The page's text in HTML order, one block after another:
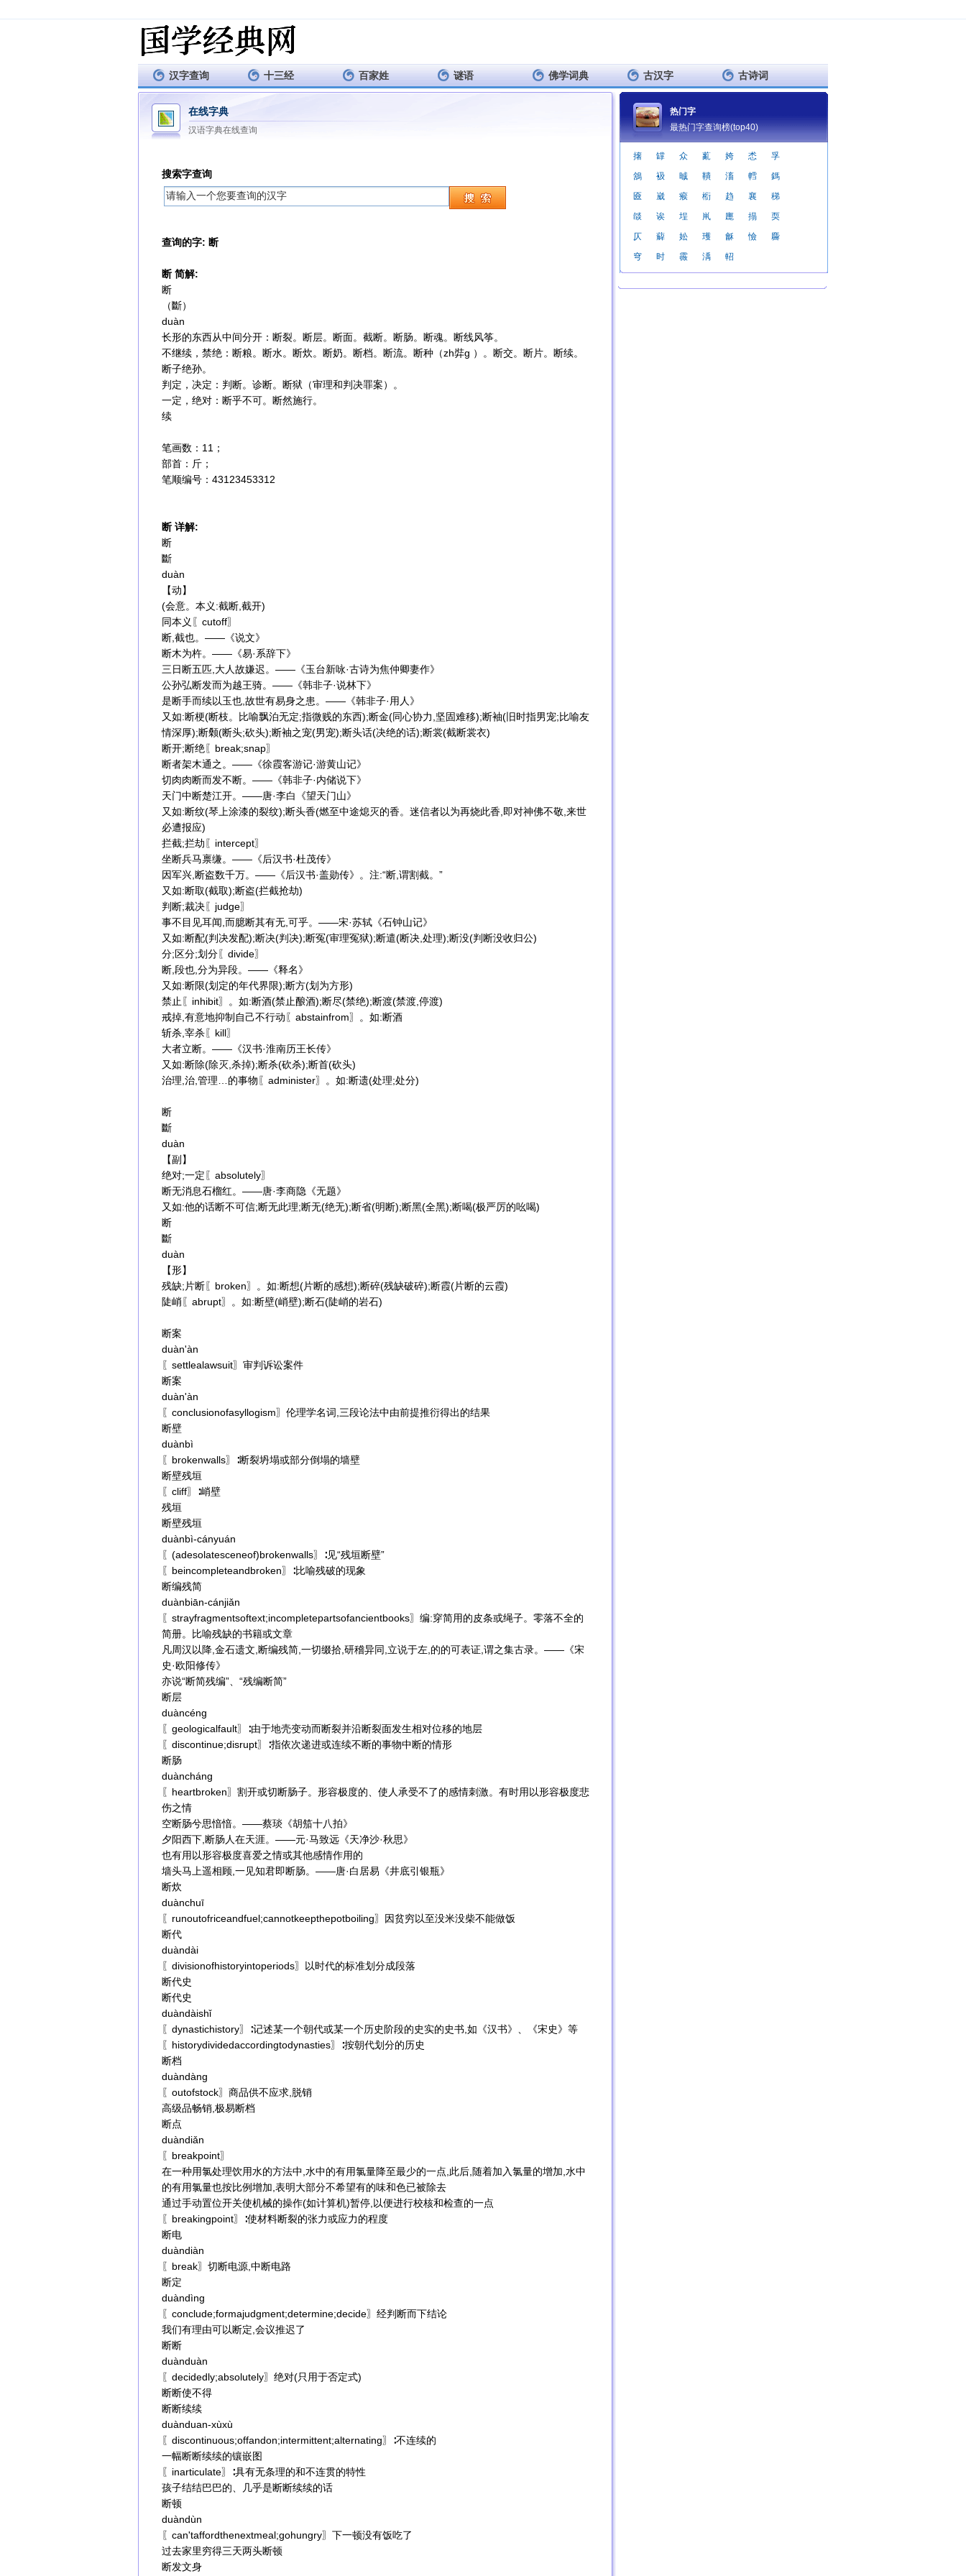
汉字查询 十三经 百家姓 谜语 佛学词典 古汉字 古诗词
在线字典
汉语字典在线查询
搜索字查询
查询的字: 断
断 简解:
断
（斷）
duàn
长形的东西从中间分开：断裂。断层。断面。截断。断肠。断魂。断线风筝。
不继续，禁绝：断粮。断水。断炊。断奶。断档。断流。断种（zh弉g ）。断交。断片。断续。
断子绝孙。
判定，决定：判断。诊断。断狱（审理和判决罪案）。
一定，绝对：断乎不可。断然施行。
续
笔画数：11；
部首：斤；
笔顺编号：43123453312
断 详解:
断
斷
duàn
【动】
(会意。本义:截断,截开)
同本义〖cutoff〗
断,截也。——《说文》
断木为杵。——《易·系辞下》
三日断五匹,大人故嫌迟。——《玉台新咏·古诗为焦仲卿妻作》
公孙弘断发而为越王骑。——《韩非子·说林下》
是断手而续以玉也,故世有易身之患。——《韩非子·用人》
又如:断梗(断枝。比喻飘泊无定;指微贱的东西);断金(同心协力,坚固难移);断袖(旧时指男宠;比喻友
情深厚);断颡(断头;砍头);断袖之宠(男宠);断头话(决绝的话);断裳(截断裳衣)
断开;断绝〖break;snap〗
断者架木通之。——《徐霞客游记·游黄山记》
切肉肉断而发不断。——《韩非子·内储说下》
天门中断楚江开。——唐·李白《望天门山》
又如:断纹(琴上涂漆的裂纹);断头香(燃至中途熄灭的香。迷信者以为再烧此香,即对神佛不敬,来世
必遭报应)
拦截;拦劫〖intercept〗
坐断兵马禀缣。——《后汉书·杜茂传》
因军兴,断盗数千万。——《后汉书·盖勋传》。注:“断,谓割截。”
又如:断取(截取);断盗(拦截抢劫)
判断;裁决〖judge〗
事不目见耳闻,而臆断其有无,可乎。——宋·苏轼《石钟山记》
又如:断配(判决发配);断决(判决);断冤(审理冤狱);断遣(断决,处理);断没(判断没收归公)
分;区分;划分〖divide〗
断,段也,分为异段。——《释名》
又如:断限(划定的年代界限);断方(划为方形)
禁止〖inhibit〗。如:断酒(禁止酿酒);断尽(禁绝);断渡(禁渡,停渡)
戒掉,有意地抑制自己不行动〖abstainfrom〗。如:断酒
斩杀,宰杀〖kill〗
大者立断。——《汉书·淮南历王长传》
又如:断除(除灭,杀掉);断杀(砍杀);断首(砍头)
治理,治,管理…的事物〖administer〗。如:断遗(处理;处分)
断
斷
duàn
【副】
绝对;一定〖absolutely〗
断无消息石榴红。——唐·李商隐《无题》
又如:他的话断不可信;断无此理;断无(绝无);断省(明断);断黑(全黑);断喝(极严厉的吆喝)
断
斷
duàn
【形】
残缺;片断〖broken〗。如:断想(片断的感想);断碎(残缺破碎);断霞(片断的云霞)
陡峭〖abrupt〗。如:断壁(峭壁);断石(陡峭的岩石)
断案
duàn'àn
〖settlealawsuit〗审判诉讼案件
断案
duàn'àn
〖conclusionofasyllogism〗伦理学名词,三段论法中由前提推衍得出的结果
断壁
duànbì
〖brokenwalls〗∶断裂坍塌或部分倒塌的墙壁
断壁残垣
〖cliff〗∶峭壁
残垣
断壁残垣
duànbì-cányuán
〖(adesolatesceneof)brokenwalls〗∶见“残垣断壁”
〖beincompleteandbroken〗∶比喻残破的现象
断编残简
duànbiān-cánjiǎn
〖strayfragmentsoftext;incompletepartsofancientbooks〗编:穿简用的皮条或绳子。零落不全的
简册。比喻残缺的书籍或文章
凡周汉以降,金石遗文,断编残简,一切缀拾,研稽异同,立说于左,的的可表证,谓之集古录。——《宋
史·欧阳修传》
亦说“断简残编”、“残编断简”
断层
duàncéng
〖geologicalfault〗∶由于地壳变动而断裂并沿断裂面发生相对位移的地层
〖discontinue;disrupt〗∶指依次递进或连续不断的事物中断的情形
断肠
duàncháng
〖heartbroken〗割开或切断肠子。形容极度的、使人承受不了的感情刺激。有时用以形容极度悲
伤之情
空断肠兮思愔愔。——蔡琰《胡笳十八拍》
夕阳西下,断肠人在天涯。——元·马致远《天净沙·秋思》
也有用以形容极度喜爱之情或其他感情作用的
墙头马上遥相顾,一见知君即断肠。——唐·白居易《井底引银瓶》
断炊
duànchuī
〖runoutofriceandfuel;cannotkeepthepotboiling〗因贫穷以至没米没柴不能做饭
断代
duàndài
〖divisionofhistoryintoperiods〗以时代的标准划分成段落
断代史
断代史
duàndàishǐ
〖dynastichistory〗∶记述某一个朝代或某一个历史阶段的史实的史书,如《汉书》、《宋史》等
〖historydividedaccordingtodynasties〗∶按朝代划分的历史
断档
duàndàng
〖outofstock〗商品供不应求,脱销
高级品畅销,极易断档
断点
duàndiǎn
〖breakpoint〗
在一种用氯处理饮用水的方法中,水中的有用氯量降至最少的一点,此后,随着加入氯量的增加,水中
的有用氯量也按比例增加,表明大部分不希望有的味和色已被除去
通过手动置位开关使机械的操作(如计算机)暂停,以便进行校核和检查的一点
〖breakingpoint〗∶使材料断裂的张力或应力的程度
断电
duàndiàn
〖break〗切断电源,中断电路
断定
duàndìng
〖conclude;formajudgment;determine;decide〗经判断而下结论
我们有理由可以断定,会议推迟了
断断
duànduàn
〖decidedly;absolutely〗绝对(只用于否定式)
断断使不得
断断续续
duànduan-xùxù
〖discontinuous;offandon;intermittent;alternating〗∶不连续的
一幅断断续续的镶嵌图
〖inarticulate〗∶具有无条理的和不连贯的特性
孩子结结巴巴的、几乎是断断续续的话
断顿
duàndùn
〖can'taffordthenextmeal;gohungry〗下一顿没有饭吃了
过去家里穷得三天两头断顿
断发文身
热门字
最热门字查询榜(top40)
撦 罉 众 薍 姱 怸
孚
鵨
衱 晠 鞼 滀 轌
鎷
匳
崴 瘊 椼 趋 襄
稊
燄
诶 埕 鼡 廤 搨
耎
仄
薢 妐 瓁 龢 憸
麡
穹
时 霺 渪 軺